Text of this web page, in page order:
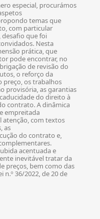
especial, procurámos
temas que
com particular
desafio que foi
Nesta
prática, que
pode encontrar, no
de revisão do
o reforço da
preço, os trabalhos
provisória, as garantias
do direito à
contrato. A dinâmica
empreitada
atenção, com textos
as
do contrato e,
acentuada e
inevitável tratar da
preços, bem como das
n.º 36/2022, de 20 de